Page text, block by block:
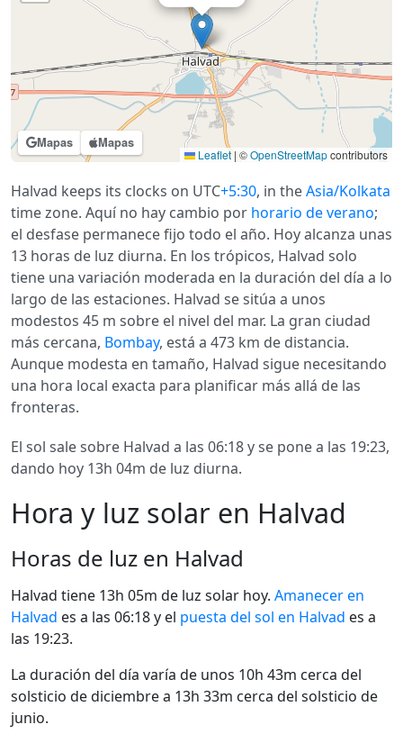
Mapas Mapas
Leaflet|©OpenStreetMapcontributors
Halvad keeps its clocks on UTC+5:30, in theAsia/Kolkata
time zone. Aquí no hay cambio por horario de verano;
el desfase permanece fijo todo el año. Hoy alcanza unas
13 horas de luz diurna. En los trópicos, Halvad solo
tiene una variación moderada en la duración del día a lo
largo de las estaciones. Halvad se sitúa a unos
modestos 45 m sobre el nivel del mar. La gran ciudad
más cercana, Bombay, está a 473 km de distancia.
Aunque modesta en tamaño, Halvad sigue necesitando
una hora local exacta para planificar más allá de las
fronteras.
El sol sale sobre Halvad a las 06:18 y se pone a las 19:23,
dando hoy 13h 04m de luz diurna.
Hora y luz solar en Halvad
Horas de luz en Halvad
Halvad tiene 13h 05m de luz solar hoy. Amanecer en
Halvad es a las 06:18 y el puesta del sol en Halvad es a
las 19:23.
La duración del día varía de unos 10h 43m cerca del
solsticio de diciembre a 13h 33m cerca del solsticio de
junio.